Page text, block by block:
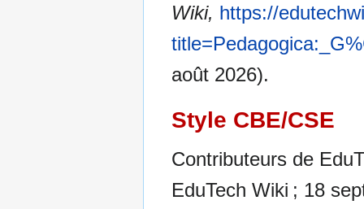
Wiki, https://
août 2026).
Style CBE/CSE
Contributeurs de
EduTech Wiki ; 18